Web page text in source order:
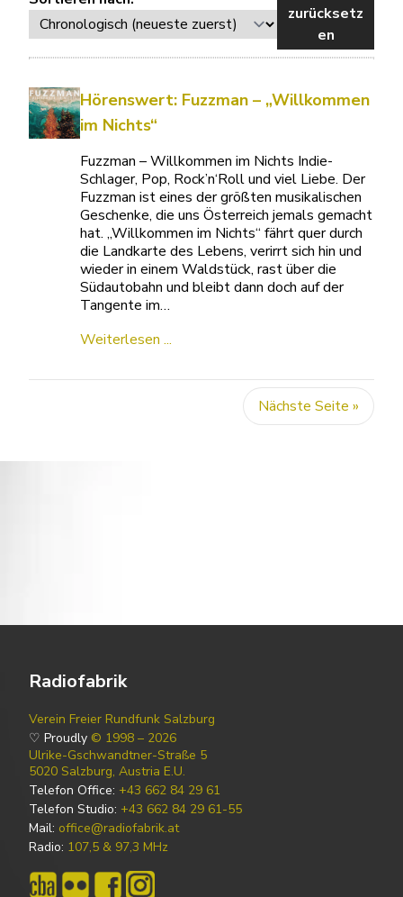
zurücksetz
en
Hörenswert: Fuzzman – „Willkommen
im Nichts“
Fuzzman – Willkommen im Nichts Indie-
Schlager, Pop, Rock’n‘Roll und viel Liebe. Der
Fuzzman ist eines der größten musikalischen
Geschenke, die uns Österreich jemals gemacht
hat. „Willkommen im Nichts“ fährt quer durch
die Landkarte des Lebens, verirrt sich hin und
wieder in einem Waldstück, rast über die
Südautobahn und bleibt dann doch auf der
Tangente im…
Weiterlesen ...
Nächste Seite »
Radiofabrik
Verein Freier Rundfunk Salzburg
♡ Proudly © 1998 – 2026
Ulrike-Gschwandtner-Straße 5
5020 Salzburg, Austria E.U.
Telefon Office: +43 662 84 29 61
Telefon Studio: +43 662 84 29 61-55
Mail: office@radiofabrik.at
Radio: 107,5 & 97,3 MHz